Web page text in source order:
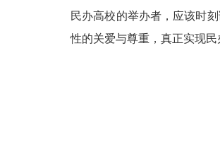
民办高校的举办者，应该时
性的关爱与尊重，真正实现